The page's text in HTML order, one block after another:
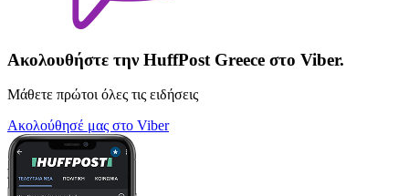
Ακολουθήστε την HuffPost Greece στο Viber.
Μάθετε πρώτοι όλες τις ειδήσεις
Ακολούθησέ μας στο Viber